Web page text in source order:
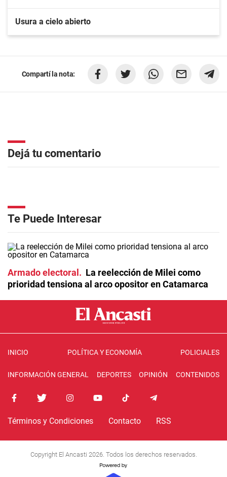
Usura a cielo abierto
Compartí la nota:
Dejá tu comentario
Te Puede Interesar
Armado electoral
La reelección de Milei como
prioridad tensiona al arco opositor en Catamarca
INICIO POLÍTICA Y ECONOMÍA POLICIALES
INFORMACIÓN GENERAL DEPORTES OPINIÓN CONTENIDOS
Términos y Condiciones Contacto RSS
Copyright El Ancasti 2026. Todos los derechos reservados.